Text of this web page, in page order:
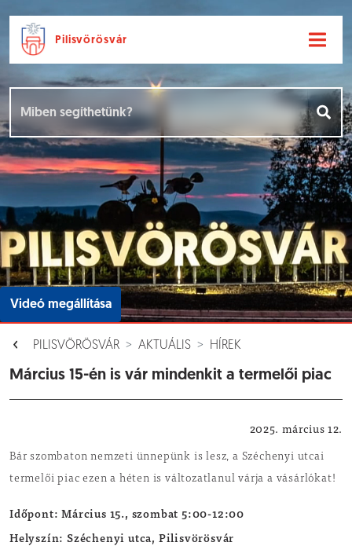
Ugrás a fő tartalomhoz
Pilisvörösvár
Videó megállítása
PILISVÖRÖSVÁR AKTUÁLIS HÍREK
Március 15-én is vár mindenkit a termelői piac
2025. március 12.
Bár szombaton nemzeti ünnepünk is lesz, a Széchenyi utcai
termelői piac ezen a héten is változatlanul várja a vásárlókat!
Időpont: Március 15., szombat 5:00-12:00
Helyszín: Széchenyi utca, Pilisvörösvár
Hírek [
Események []
Dokumentumok [
Aloldalak []